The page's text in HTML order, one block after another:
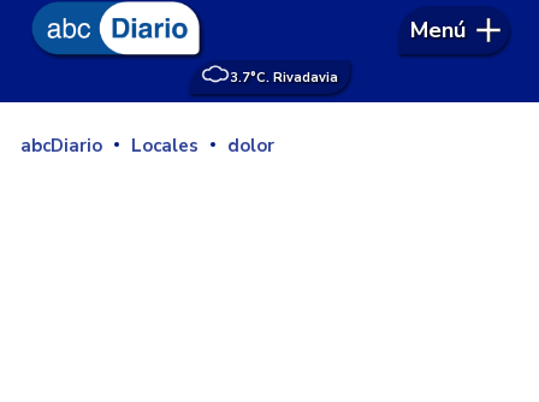
3.7°C. Rivadavia
Menú
abcDiario Locales dolor